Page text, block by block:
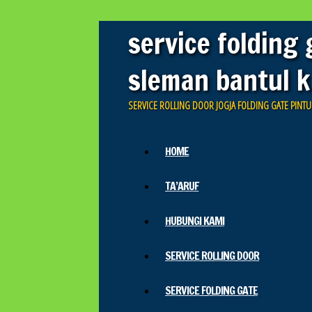
service folding
sleman bantul
SERVICE ROLLING DOOR JOGJA FOLDING GATE
Main menu HOME
TA’ARUF
HUBUNGI KAMI
SERVICE ROLLING DOOR
SERVICE FOLDING GATE